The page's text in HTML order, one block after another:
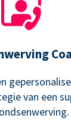
van een